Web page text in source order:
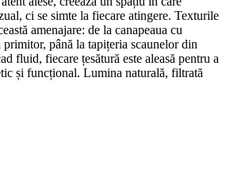
ci se simte la fiecare atingere. Texturile
amenajare: de la canapeaua cu
până la tapițeria scaunelor din
fluid, fiecare țesătură este aleasă pentru a
și funcțional. Lumina naturală, filtrată